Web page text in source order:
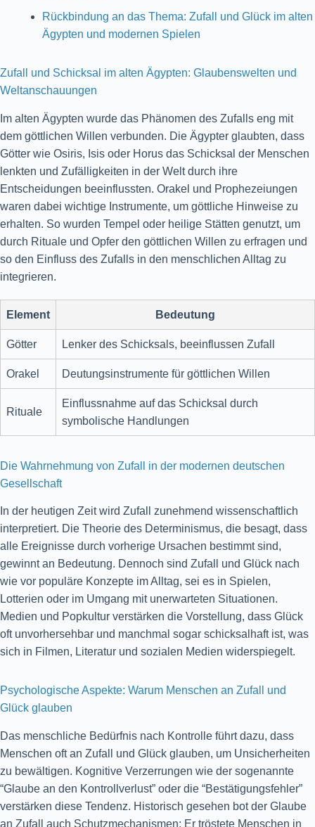
Rückbindung an das Thema: Zufall und Glück im alten
Ägypten und modernen Spielen
Zufall und Schicksal im alten Ägypten: Glaubenswelten und
Weltanschauungen
Im alten Ägypten wurde das Phänomen des Zufalls eng mit
dem göttlichen Willen verbunden. Die Ägypter glaubten, dass
Götter wie Osiris, Isis oder Horus das Schicksal der Menschen
lenkten und Zufälligkeiten in der Welt durch ihre
Entscheidungen beeinflussten. Orakel und Prophezeiungen
waren dabei wichtige Instrumente, um göttliche Hinweise zu
erhalten. So wurden Tempel oder heilige Stätten genutzt, um
durch Rituale und Opfer den göttlichen Willen zu erfragen und
so den Einfluss des Zufalls in den menschlichen Alltag zu
integrieren.
Element Bedeutung
Götter Lenker des Schicksals, beeinflussen Zufall
Orakel Deutungsinstrumente für göttlichen Willen
Rituale
Einflussnahme auf das Schicksal durch
symbolische Handlungen
Die Wahrnehmung von Zufall in der modernen deutschen
Gesellschaft
In der heutigen Zeit wird Zufall zunehmend wissenschaftlich
interpretiert. Die Theorie des Determinismus, die besagt, dass
alle Ereignisse durch vorherige Ursachen bestimmt sind,
gewinnt an Bedeutung. Dennoch sind Zufall und Glück nach
wie vor populäre Konzepte im Alltag, sei es in Spielen,
Lotterien oder im Umgang mit unerwarteten Situationen.
Medien und Popkultur verstärken die Vorstellung, dass Glück
oft unvorhersehbar und manchmal sogar schicksalhaft ist, was
sich in Filmen, Literatur und sozialen Medien widerspiegelt.
Psychologische Aspekte: Warum Menschen an Zufall und
Glück glauben
Das menschliche Bedürfnis nach Kontrolle führt dazu, dass
Menschen oft an Zufall und Glück glauben, um Unsicherheiten
zu bewältigen. Kognitive Verzerrungen wie der sogenannte
“Glaube an den Kontrollverlust” oder die “Bestätigungsfehler”
verstärken diese Tendenz. Historisch gesehen bot der Glaube
an Zufall auch Schutzmechanismen: Er tröstete Menschen in